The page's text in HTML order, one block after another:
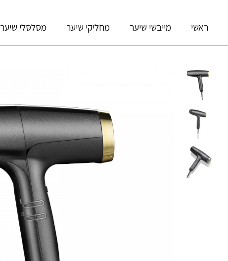
ראשי מייבשי שיער מחליקי שיער מסלסלי שיער